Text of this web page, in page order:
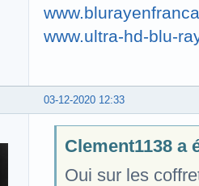
www.ultra-hd-blu-
03-12-2020 12:33
Clement1138 a
Oui sur les